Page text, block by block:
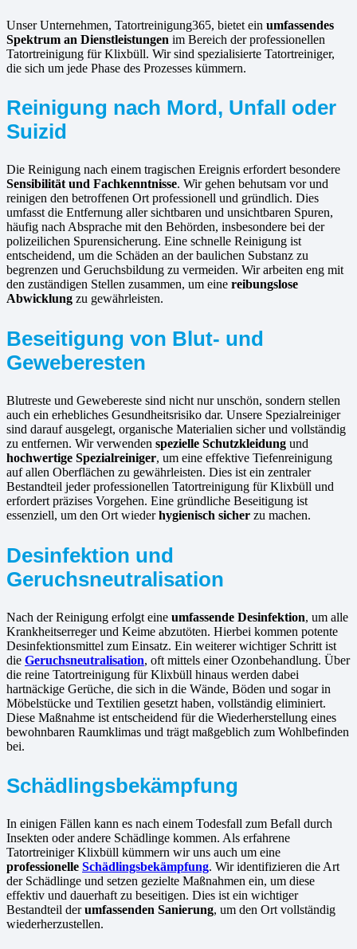
Unser Unternehmen, Tatortreinigung365, bietet ein umfassendes
Spektrum an Dienstleistungen im Bereich der professionellen
Tatortreinigung für Klixbüll. Wir sind spezialisierte Tatortreiniger,
die sich um jede Phase des Prozesses kümmern.
Reinigung nach Mord, Unfall oder
Suizid
Die Reinigung nach einem tragischen Ereignis erfordert besondere
Sensibilität und Fachkenntnisse. Wir gehen behutsam vor und
reinigen den betroffenen Ort professionell und gründlich. Dies
umfasst die Entfernung aller sichtbaren und unsichtbaren Spuren,
häufig nach Absprache mit den Behörden, insbesondere bei der
polizeilichen Spurensicherung. Eine schnelle Reinigung ist
entscheidend, um die Schäden an der baulichen Substanz zu
begrenzen und Geruchsbildung zu vermeiden. Wir arbeiten eng mit
den zuständigen Stellen zusammen, um eine reibungslose
Abwicklung zu gewährleisten.
Beseitigung von Blut- und
Geweberesten
Blutreste und Gewebereste sind nicht nur unschön, sondern stellen
auch ein erhebliches Gesundheitsrisiko dar. Unsere Spezialreiniger
sind darauf ausgelegt, organische Materialien sicher und vollständig
zu entfernen. Wir verwenden spezielle Schutzkleidung und
hochwertige Spezialreiniger, um eine effektive Tiefenreinigung
auf allen Oberflächen zu gewährleisten. Dies ist ein zentraler
Bestandteil jeder professionellen Tatortreinigung für Klixbüll und
erfordert präzises Vorgehen. Eine gründliche Beseitigung ist
essenziell, um den Ort wiederhygienisch sicher zu machen.
Desinfektion und
Geruchsneutralisation
Nach der Reinigung erfolgt eine umfassende Desinfektion, um alle
Krankheitserreger und Keime abzutöten. Hierbei kommen potente
Desinfektionsmittel zum Einsatz. Ein weiterer wichtiger Schritt ist
die Geruchsneutralisation, oft mittels einer Ozonbehandlung. Über
die reine Tatortreinigung für Klixbüll hinaus werden dabei
hartnäckige Gerüche, die sich in die Wände, Böden und sogar in
Möbelstücke und Textilien gesetzt haben, vollständig eliminiert.
Diese Maßnahme ist entscheidend für die Wiederherstellung eines
bewohnbaren Raumklimas und trägt maßgeblich zum Wohlbefinden
bei.
Schädlingsbekämpfung
In einigen Fällen kann es nach einem Todesfall zum Befall durch
Insekten oder andere Schädlinge kommen. Als erfahrene
Tatortreiniger Klixbüll kümmern wir uns auch um eine
professionelle Schädlingsbekämpfung. Wir identifizieren die Art
der Schädlinge und setzen gezielte Maßnahmen ein, um diese
effektiv und dauerhaft zu beseitigen. Dies ist ein wichtiger
Bestandteil derumfassenden Sanierung, um den Ort vollständig
wiederherzustellen.